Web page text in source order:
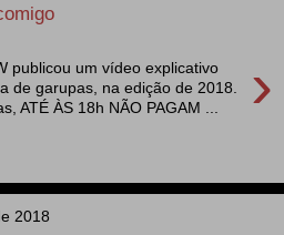
›
publicou um vídeo explicativo
de garupas, na edição de 2018.
ATÉ ÀS 18h NÃO PAGAM ...
2018